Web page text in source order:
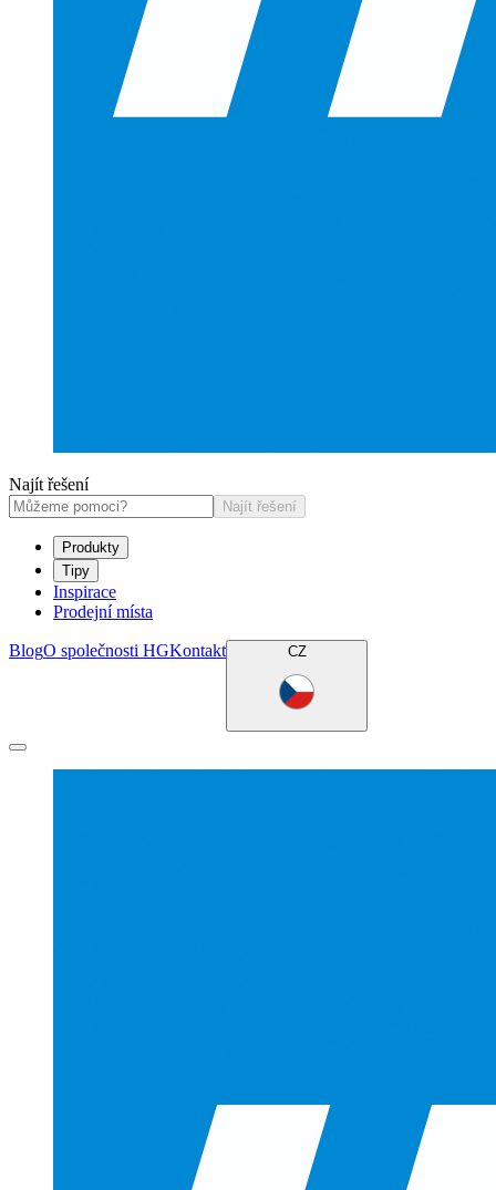
Najít řešení
Najít řešení
Produkty
Tipy
Inspirace
Prodejní místa
BlogO společnosti HGKontakt CZ